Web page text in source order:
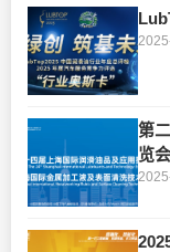
第
览